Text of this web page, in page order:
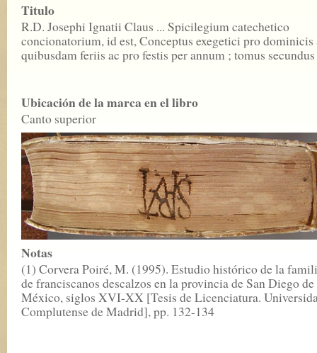
Titulo
R.D. Josephi Ignatii Claus ... Spicilegium catechetico
concionatorium, id est, Conceptus exegetici pro
quibusdam feriis ac pro festis per annum ; tomus secundus
Ubicación de la marca en el libro
Canto superior
Notas
(1) Corvera Poiré, M. (1995). Estudio histórico de la
de franciscanos descalzos en la provincia de San Diego de
México, siglos XVI-XX [Tesis de Licenciatura.
Complutense de Madrid], pp. 132-134